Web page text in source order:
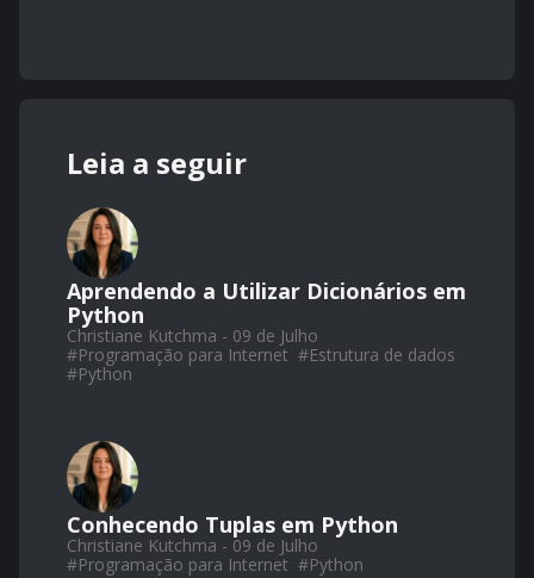
Leia a seguir
Aprendendo a Utilizar Dicionários em
Python
Christiane Kutchma - 09 de Julho
#Programação para Internet #Estrutura de dados
#Python
Conhecendo Tuplas em Python
Christiane Kutchma - 09 de Julho
#Programação para Internet #Python